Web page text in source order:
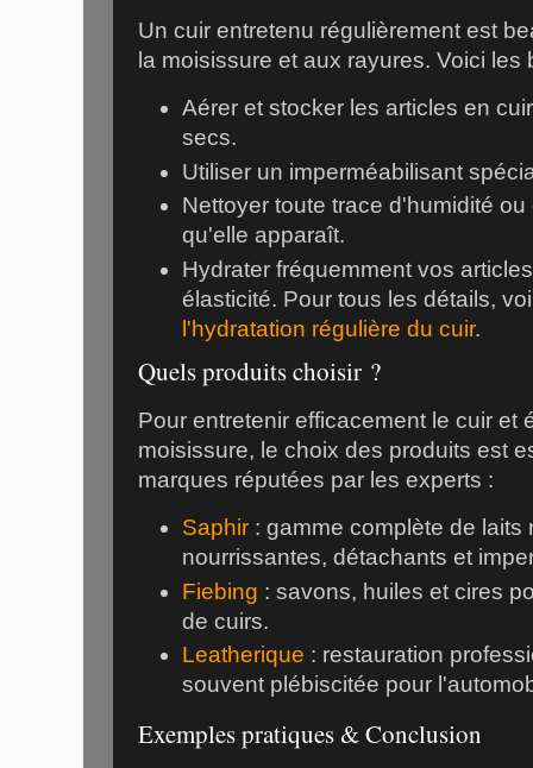
Un cuir entretenu régulièrement est
la moisissure et aux rayures. Voici les
Aérer et stocker les articles en
secs.
Utiliser un imperméabilisant
Nettoyer toute trace d'humidité
qu'elle apparaît.
Hydrater fréquemment vos
élasticité. Pour tous les détails,
l'hydratation régulière du cuir.
Quels produits choisir ?
Pour entretenir efficacement le cuir et
moisissure, le choix des produits est
marques réputées par les experts :
Saphir : gamme complète de laits
nourrissantes, détachants et
Fiebing : savons, huiles et cires
de cuirs.
Leatherique : restauration
souvent plébiscitée pour
Exemples pratiques & Conclusion